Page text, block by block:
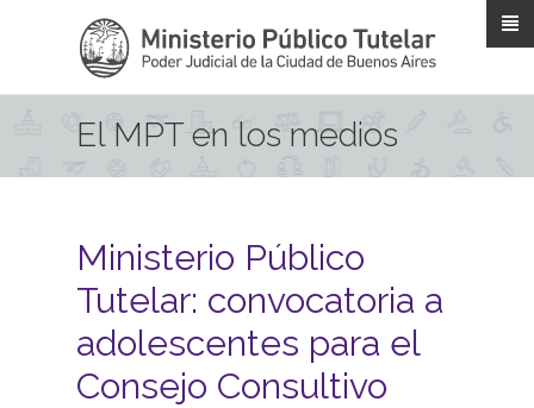
El MPT en los medios
Ministerio Público
Tutelar: convocatoria a
adolescentes para el
Consejo Consultivo